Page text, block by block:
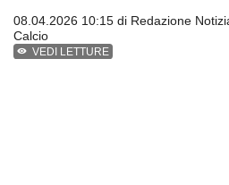
08.04.2026 10:15 di Redazione
Calcio
VEDI LETTURE